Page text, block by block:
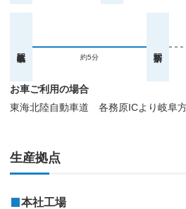
約5分
お車ご利用の場合
東海北陸自動車道 各務原ICより岐阜
生産拠点
本社工場